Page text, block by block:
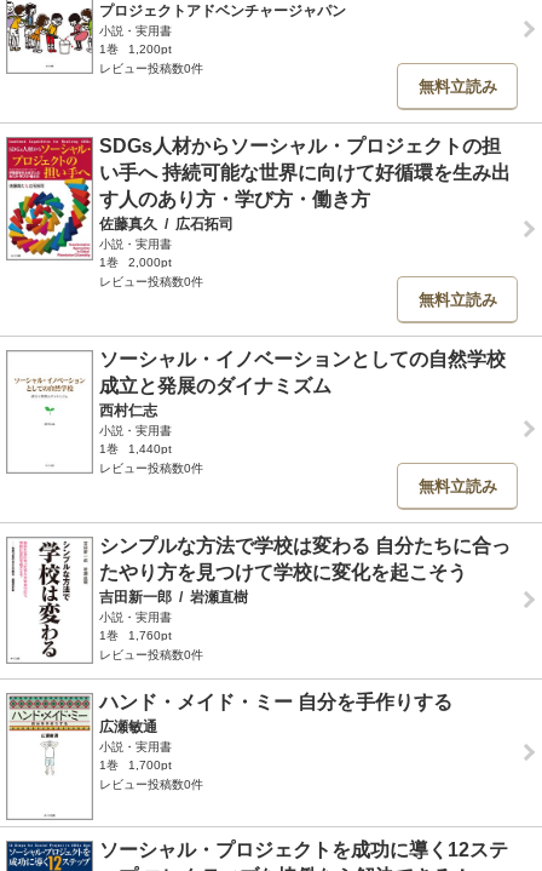
プロジェクトアドベンチャージャパン
小説・実用書
1巻
1,200pt
レビュー投稿数0件
無料立読み
SDGs人材からソーシャル・プロジェクトの担
い手へ 持続可能な世界に向けて好循環を生み出
す人のあり方・学び方・働き方
佐藤真久 / 広石拓司
小説・実用書
1巻
2,000pt
レビュー投稿数0件
無料立読み
ソーシャル・イノベーションとしての自然学校
成立と発展のダイナミズム
西村仁志
小説・実用書
1巻
1,440pt
レビュー投稿数0件
無料立読み
シンプルな方法で学校は変わる 自分たちに合っ
たやり方を見つけて学校に変化を起こそう
吉田新一郎 / 岩瀬直樹
小説・実用書
1巻
1,760pt
レビュー投稿数0件
ハンド・メイド・ミー 自分を手作りする
広瀬敏通
小説・実用書
1巻
1,700pt
レビュー投稿数0件
ソーシャル・プロジェクトを成功に導く12ステ